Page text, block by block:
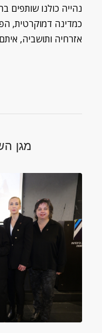
נהייה כולנו
כמדינה דמוקרטית,
אזרחיה ותושביה,
מגן